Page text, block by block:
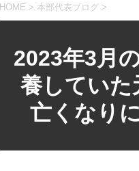
HOME > 本部代表ブログ >
2023年3月
養していた
亡くなり